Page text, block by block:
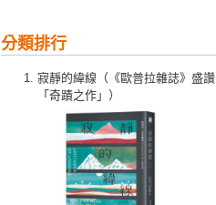
分類排行
寂靜的緯線（《歐普拉雜誌》盛讚
「奇蹟之作」）